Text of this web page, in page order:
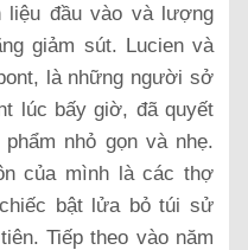
liệu đầu vào và lượng
giảm sút. Lucien và
là những người sở
lúc bấy giờ, đã quyết
nhỏ gọn và nhẹ.
của mình là các thợ
bật lửa bỏ túi sử
Tiếp theo vào năm